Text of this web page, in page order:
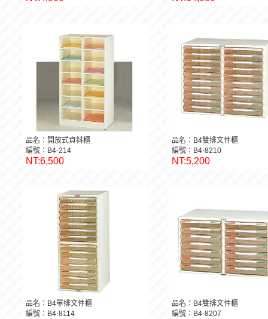
品名：開放式資料櫃
編號：B4-214
NT:6,500
品名：B4雙排文件櫃
編號：B4-8210
NT:5,200
品名：B4單排文件櫃
編號：B4-8114
品名：B4雙排文件櫃
編號：B4-8207